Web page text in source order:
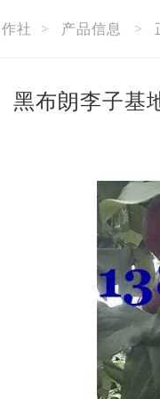
社 > 产品信息 >
黑布朗李子基